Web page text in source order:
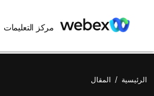
مركز التعليمات
الرئيسية / المقال